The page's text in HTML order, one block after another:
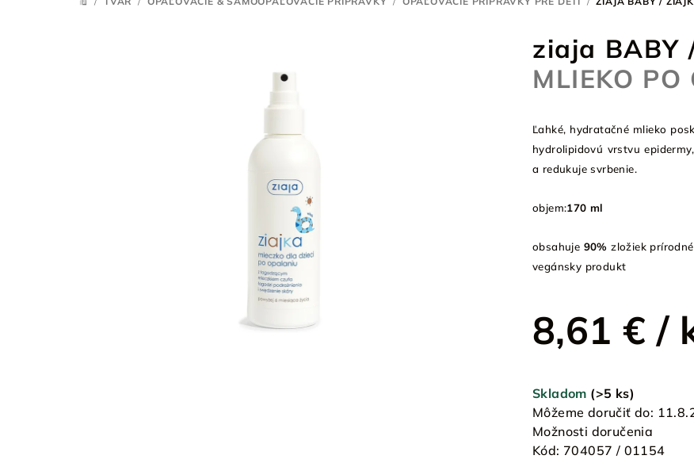
DOMOV
ziaja BABY
MLIEKO PO
Ľahké, hydratačné mlieko
hydrolipidovú vrstvu
a redukuje svrbenie.
objem:170 ml
obsahuje 90% zložiek
vegánsky produkt
8,61 € /
cena:
Skladom (>5 ks)
Môžeme doručiť do:
Možnosti doručenia
Kód: 704057 / 01154